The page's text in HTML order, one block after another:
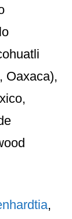
Oaxaca),
,